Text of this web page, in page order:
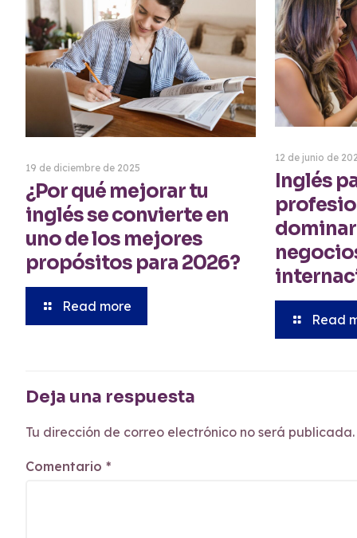
19 de diciembre de 2025
¿Por qué mejorar tu
inglés se convierte en
uno de los mejores
propósitos para 2026?
Read more
12 de junio de
Inglés
Read
Deja una respuesta
Tu dirección de correo electrónico no será publicada.
Comentario *